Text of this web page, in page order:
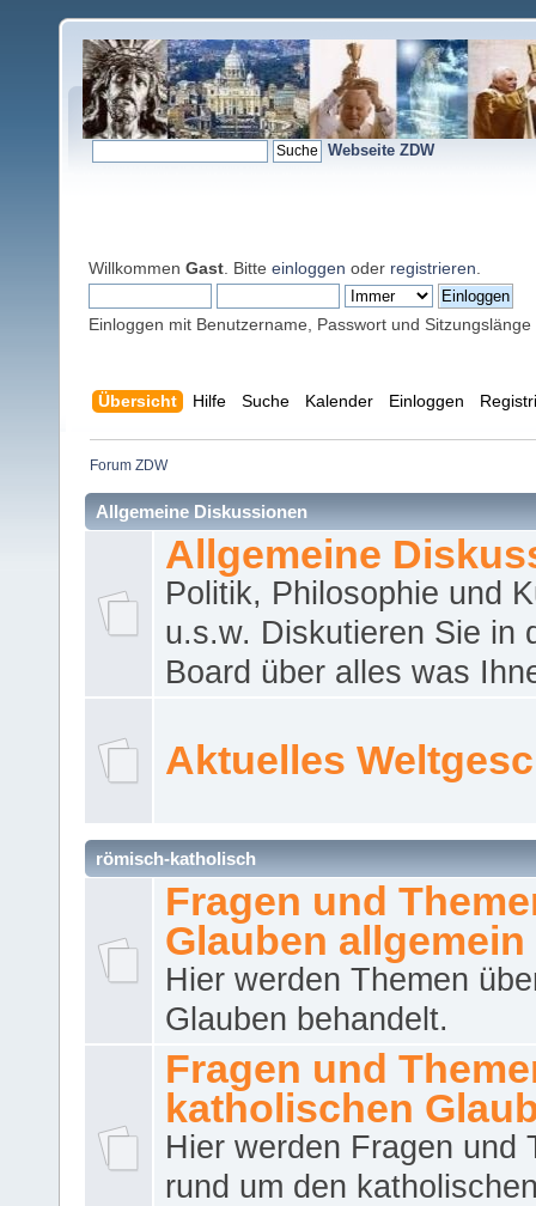
Webseite ZDW
Willkommen Gast . Bitte einloggen oder registrieren
Einloggen mit Benutzername, Passwort und Sitzungslänge
Übersicht Hilfe Suche Kalender Einloggen
Forum ZDW
Allgemeine Diskussionen
Allgemeine
Politik, Philosophie und
u.s.w. Diskutieren Sie in
Board über alles was
Aktuelles
römisch-katholisch
Fragen und
Glauben allgemein
Hier werden Themen
Glauben behandelt.
Fragen und
katholischen
Hier werden Fragen und
rund um den